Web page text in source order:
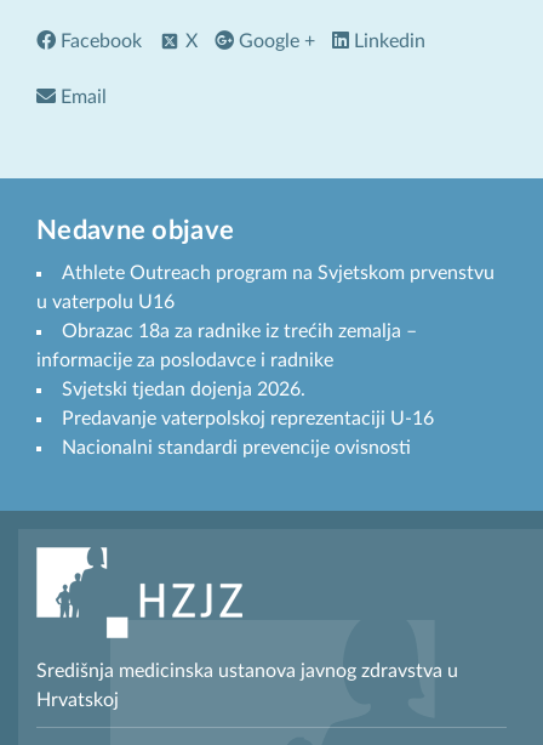
Facebook X Google + Linkedin
Email
Nedavne objave
Athlete Outreach program na Svjetskom prvenstvu
u vaterpolu U16
Obrazac 18a za radnike iz trećih zemalja –
informacije za poslodavce i radnike
Svjetski tjedan dojenja 2026.
Predavanje vaterpolskoj reprezentaciji U-16
Nacionalni standardi prevencije ovisnosti
Središnja medicinska ustanova javnog zdravstva u
Hrvatskoj